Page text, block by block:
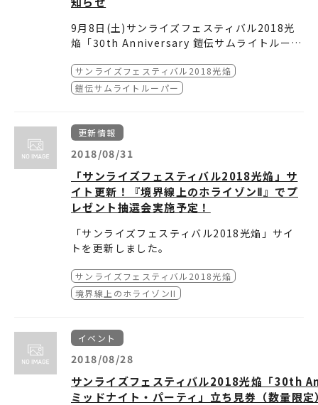
場出来なくなったお客様
（日）必着
【払い戻し方法】
払戻期間内に、払戻対象のチケットをイープラ
詳細は以下URLよりご確認をお願い致します。
http://eplus.jp/refund1-b/
lus.jp/refund-toiawase/
※このページの「お問い合せはこちら」からお
9月8日(土)サンライズフェスティバル2018光
焔「30th Anniversary 鎧伝サムライトルーパ
へお知らせいたします。
当日会場にてBD-BOXを予約した方と既に予約
はご予約を証明できるものが必要ですので、ご
用意をお願いいたします。
サンライズフェスティバル2018 30th Annive
rsary 鎧伝サムライトルーパー ミッドナイト・
東京都新宿区新宿3-14-20 新宿テアトル
ビルB1F
受付時間：2018年9月8日 21:30～0:30
サンライズフェスティバル2018光焔
鎧伝サムライトルーパー
更新情報
2018/08/31
「サンライズフェスティバル2018光焔」サ
イト更新！『境界線上のホライゾンⅡ』でプ
レゼント抽選会実施予定！
「サンライズフェスティバル2018光焔」サイ
トを更新しました。
■9/7 境界線上のホライゾンⅡ
・プレゼント抽選会実施予定告知を追加
いよいよ明日9月1日(土)よりサンフェス第2部
ますので、
上お越し下さい！
グッズのチェックもお忘れなく！
サンライズフェスティバル2018光焔
境界線上のホライゾンII
イベント
2018/08/28
サンライズフェスティバル2018光焔「30th
ミッドナイト・パーティ」立ち見券（数量限